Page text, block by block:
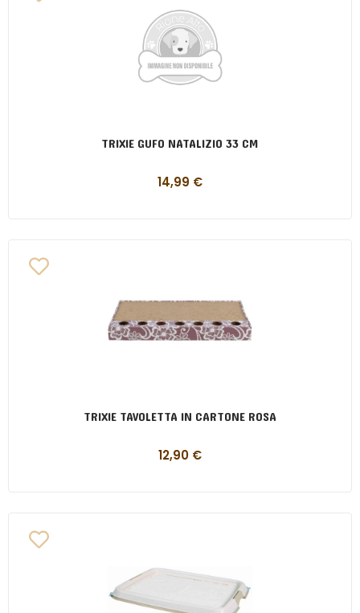
TRIXIE GUFO NATALIZIO 33 CM
14,99 €
TRIXIE TAVOLETTA IN CARTONE ROSA
12,90 €